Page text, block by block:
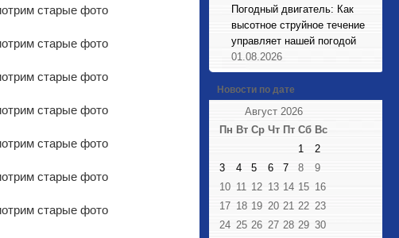
Погодный двигатель: Как
высотное струйное течение
управляет нашей погодой
01.08.2026
Новости по дате
Август 2026
Пн Вт Ср Чт Пт Сб Вс
1
2
3
4 5 6 7 8
9
10 11 12 13 14 15 16
17 18 19 20 21 22 23
24 25 26 27 28 29 30